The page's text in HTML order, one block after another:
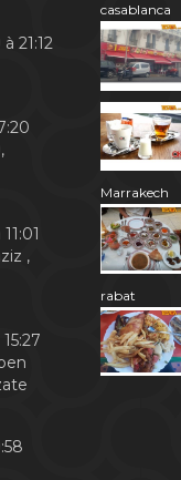
21:12
,
casablanca
Marrakech
rabat